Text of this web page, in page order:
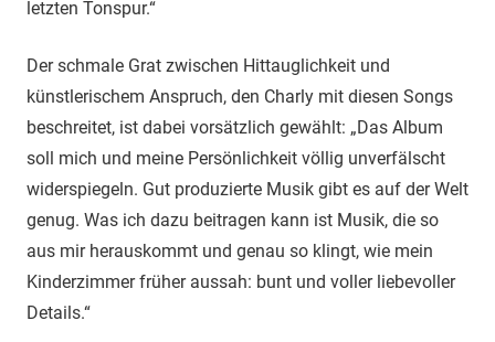
letzten Tonspur.“
Der schmale Grat zwischen Hittauglichkeit und
künstlerischem Anspruch, den Charly mit diesen Songs
beschreitet, ist dabei vorsätzlich gewählt: „Das Album
soll mich und meine Persönlichkeit völlig unverfälscht
widerspiegeln. Gut produzierte Musik gibt es auf der Welt
genug. Was ich dazu beitragen kann ist Musik, die so
aus mir herauskommt und genau so klingt, wie mein
Kinderzimmer früher aussah: bunt und voller liebevoller
Details.“